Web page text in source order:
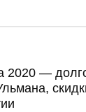
2020 —